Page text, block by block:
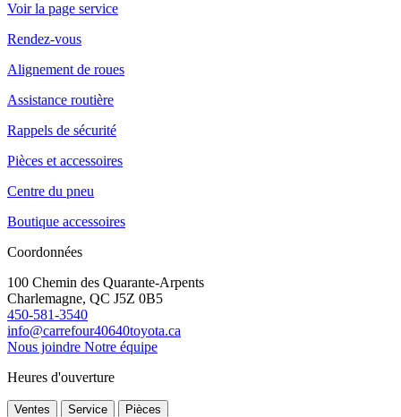
Voir la page service
Rendez-vous
Alignement de roues
Assistance routière
Rappels de sécurité
Pièces et accessoires
Centre du pneu
Boutique accessoires
Coordonnées
100 Chemin des Quarante-Arpents
Charlemagne, QC J5Z 0B5
450-581-3540
info@carrefour40640toyota.ca
Nous joindre Notre équipe
Heures d'ouverture
Ventes Service Pièces